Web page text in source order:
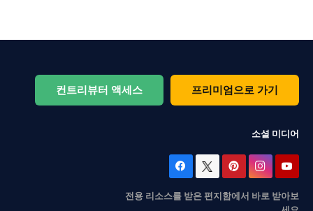
컨트리뷰터 액세스 프리미엄으로 가기
소셜 미디어
전용 리소스를 받은 편지함에서 바로 받아보